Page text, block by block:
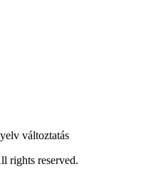
változtatás
rights reserved.